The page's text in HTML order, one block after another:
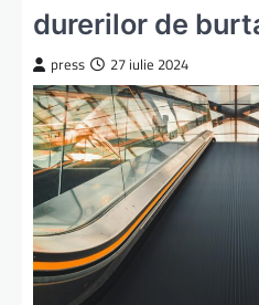
durerilor de
press 27 iulie 2024